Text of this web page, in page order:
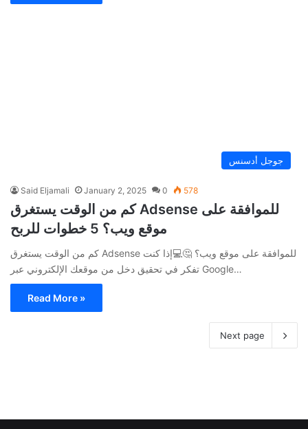
جوجل أدسنس
Said Eljamali January 2, 2025 0 578
كم من الوقت يستغرق Adsense للموافقة على
موقع ويب؟ 5 خطوات للربح
كم من الوقت يستغرق Adsense للموافقة على موقع ويب؟ 🤔💻إذا كنت
تفكر في تحقيق دخل من موقعك الإلكتروني عبر Google…
Read More »
Next page